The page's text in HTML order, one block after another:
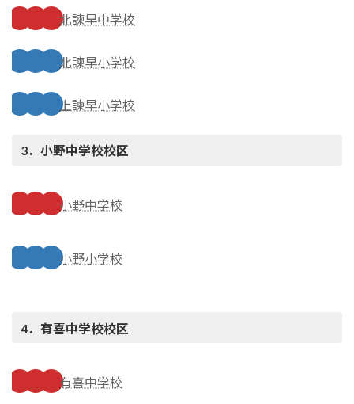
北諫早中学校
北諫早小学校
上諫早小学校
3．小野中学校校区
小野中学校
小野小学校
4．有喜中学校校区
有喜中学校